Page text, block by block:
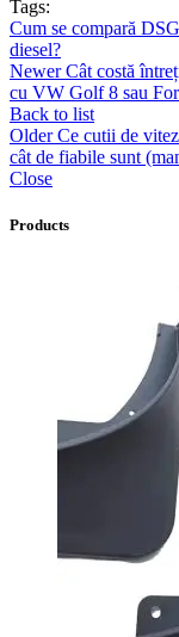
Tags:
Cum se compară
diesel?
Newer Cât costă
cu VW Golf 8 sau
Back to list
Older Ce cutii de
cât de fiabile sunt
Close
Products